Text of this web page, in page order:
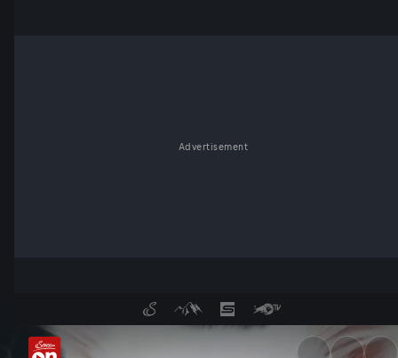
Advertisement
Lesen Hunde unsere